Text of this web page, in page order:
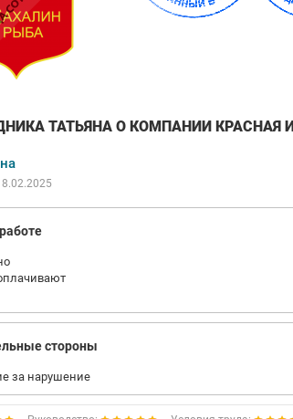
ТАТЬЯНА О КОМПАНИИ КРАСНАЯ
стороны
за нарушение